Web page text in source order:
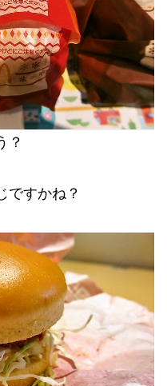
？
ですかね？